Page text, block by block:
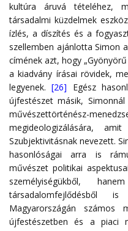
kultúra áruvá tételéhez,
társadalmi küzdelmek
ízlés, a díszítés és a
szellemben ajánlotta Simon
címének azt, hogy
a kiadvány írásai rövidek,
legyenek.[26] Egész
újfestészet másik,
művészettörténész-
megideologizálására,
Szubjektivitásnak nevezett.
hasonlóságai arra is
művészet politikai
személyiségükből,
Magyarországán
újfestészetben és a piaci